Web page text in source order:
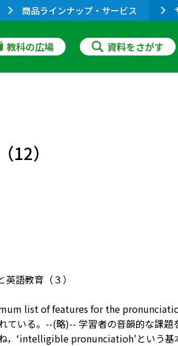
商品ラインナップ・サービス
教科の広場 資料をさがす
）
語教育（３）
list of features for the
ている。--(略)-- 学習者の音韻的な課
，‘intelligible pronunciatioh'という基